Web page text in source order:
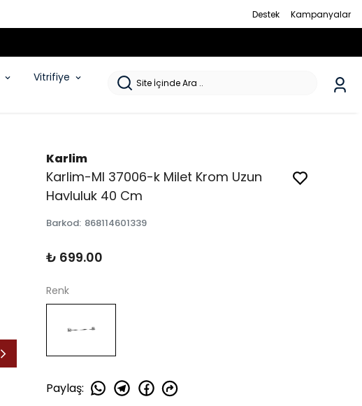
Destek Kampanyalar
Vitrifiye
Karlim
Karlim-Ml 37006-k Milet Krom Uzun
Havluluk 40 Cm
Barkod: 868114601339
₺ 699.00
Renk
Paylaş: